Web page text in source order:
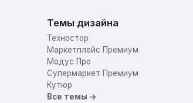
Темы дизайна
Техностор
Маркетплейс Премиум
Модус Про
Супермаркет Премиум
Кутюр
Все темы →